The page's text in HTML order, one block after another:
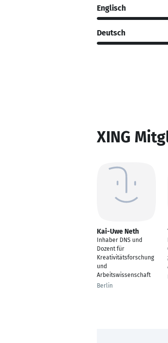
Englisch
Deutsch
XING
Kai-Uwe Neth
Inhaber DNS und
Dozent für
Kreativitätsforschung
und
Arbeitswissenschaft
Berlin